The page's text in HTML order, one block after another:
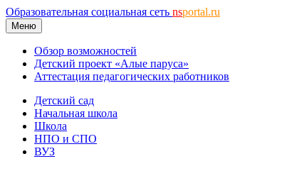
Образовательная социальная сеть nsportal.ru
Меню
Обзор возможностей
Детский проект «Алые паруса»
Аттестация педагогических работников
Детский сад
Начальная школа
Школа
НПО и СПО
ВУЗ